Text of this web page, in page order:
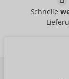
Harness aus
- ORION Brand
Schnelle